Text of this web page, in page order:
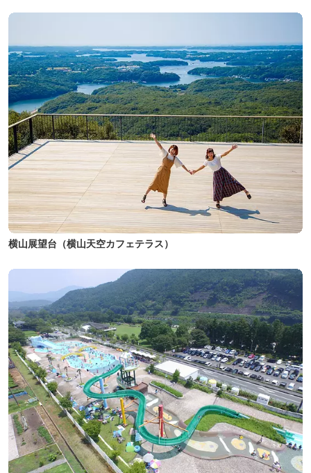
横山展望台（横山天空カフェテラス）